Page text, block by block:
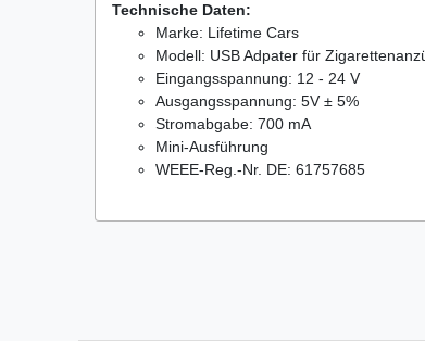
Technische Daten:
Marke: Lifetime Cars
Modell: USB Adpater für
Eingangsspannung: 12 - 24 V
Ausgangsspannung: 5V ± 5%
Stromabgabe: 700 mA
Mini-Ausführung
WEEE-Reg.-Nr. DE: 61757685